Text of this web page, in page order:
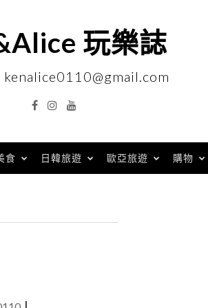
玩樂誌
FacebookInstagramYouTube
食 日韓旅遊 歐亞旅遊 購物